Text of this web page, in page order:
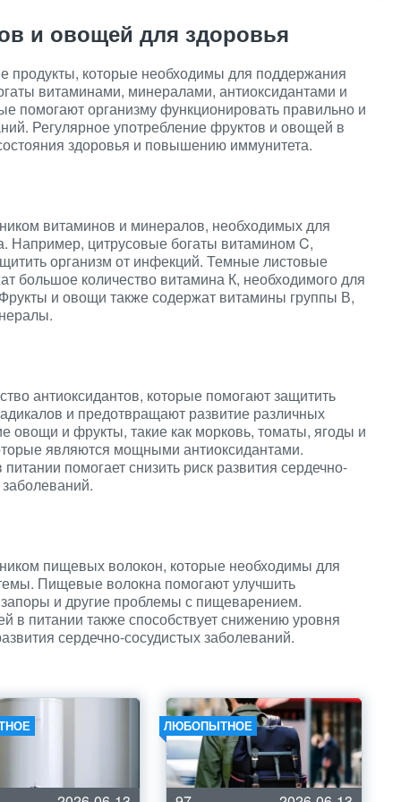
и овощей для здоровья
продукты, которые необходимы для поддержания
витаминами, минералами, антиоксидантами и
помогают организму функционировать правильно и
Регулярное употребление фруктов и овощей в
здоровья и повышению иммунитета.
витаминов и минералов, необходимых для
Например, цитрусовые богаты витамином C,
организм от инфекций. Темные листовые
большое количество витамина К, необходимого для
и овощи также содержат витамины группы В,
антиоксидантов, которые помогают защитить
и предотвращают развитие различных
овощи и фрукты, такие как морковь, томаты, ягоды и
являются мощными антиоксидантами.
помогает снизить риск развития сердечно-
пищевых волокон, которые необходимы для
Пищевые волокна помогают улучшить
и другие проблемы с пищеварением.
в питании также способствует снижению уровня
сердечно-сосудистых заболеваний.
ЛЮБОПЫТНОЕ